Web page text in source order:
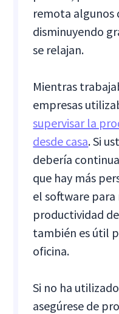
remota algunos
disminuyendo
se relajan.
Mientras
empresas
supervisar la
desde casa. Si
debería
que hay más
el software
productividad
también es útil
oficina.
Si no ha
asegúrese de